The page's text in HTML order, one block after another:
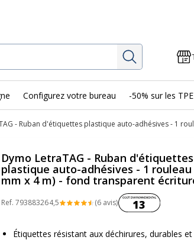
Rechercher
Configurez votre bureau -50% sur les
- Ruban d'étiquettes plastique auto-adhésives - 1
Dymo LetraTAG - Ruban d'étiquettes
plastique auto-adhésives - 1 rouleau
mm x 4 m) - fond transparent
Ref. 793883264,5 (6 avis)Coût13
Étiquettes résistant aux déchirures, durables et